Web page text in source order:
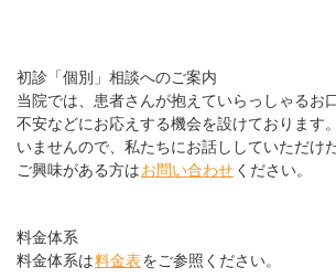
初診「個別」相談へのご案内
当院では、患者さんが抱えていらっしゃるお
不安などにお応えする機会を設けております
いませんので、私たちにお話ししていただけ
ご興味がある方はお問い合わせ ください。
料金体系
料金体系は料金表をご参照ください。